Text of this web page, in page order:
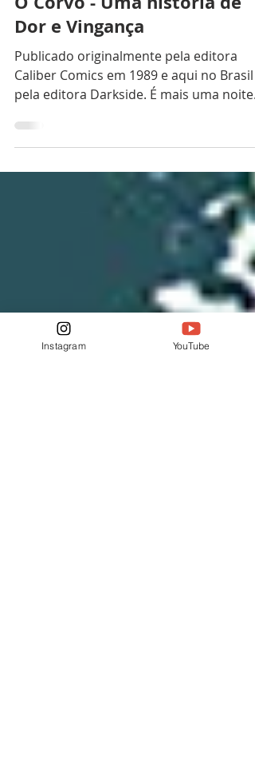
Everton Vasconcelos
24 de mai. de 2024
Quadrinhos
O Corvo - Uma história de
Dor e Vingança
Publicado originalmente pela editora
Caliber Comics em 1989 e aqui no Brasil
pela editora Darkside. É mais uma noite
Instagram YouTube